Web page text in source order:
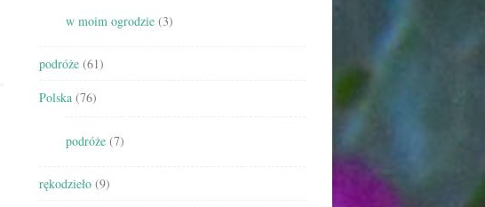
w moim ogrodzie (3)
podróże (61)
Polska (76)
podróże (7)
rękodzieło (9)